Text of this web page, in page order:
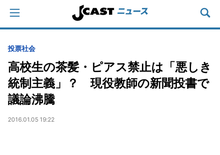
投票社会
高校生の茶髪・ピアス禁止は「悪しき
統制主義」？ 現役教師の新聞投書で
議論沸騰
2016.01.05 19:22